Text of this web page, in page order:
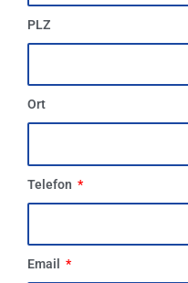
PLZ
Ort
Telefon
Email